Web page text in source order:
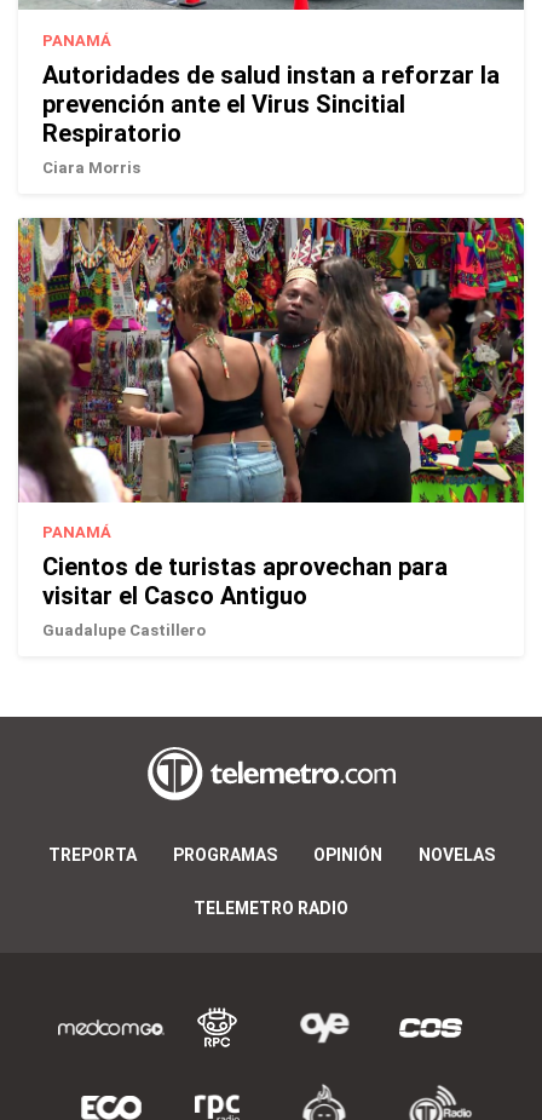
PANAMÁ
Autoridades de salud instan a reforzar la
prevención ante el Virus Sincitial
Respiratorio
Ciara Morris
PANAMÁ
Cientos de turistas aprovechan para
visitar el Casco Antiguo
Guadalupe Castillero
TREPORTA PROGRAMAS OPINIÓN NOVELAS
TELEMETRO RADIO